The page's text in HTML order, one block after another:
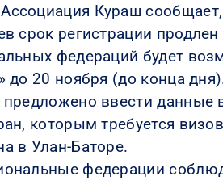
Кураш
срок регистрации
федераций будет
до 20 ноября (до конца
ввести данные
которым требуется
в Улан-Баторе.
федерации